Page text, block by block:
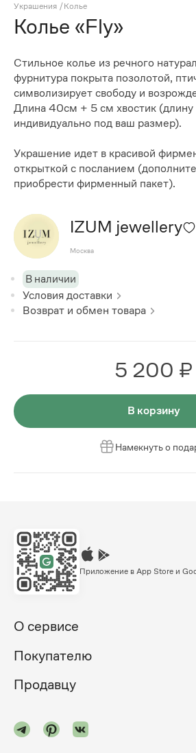
Украшения /Колье
Колье «Fly»
Стильное колье из речного
фурнитура покрыта позолотой,
символизирует свободу и
Длина 40см + 5 см хвостик
индивидуально под ваш размер).
Украшение идет в красивой
открыткой с посланием
приобрести фирменный пакет).
IZUM jewellery
Москва
В наличии
Условия доставки
Возврат и обмен товара
5 200 ₽
В корзину
Намекнуть о
Приложение в App Store и
О сервисе
Покупателю
Продавцу